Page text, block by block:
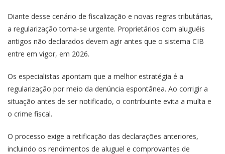
Diante desse cenário de fiscalização e novas regras tributárias,
a regularização torna-se urgente. Proprietários com aluguéis
antigos não declarados devem agir antes que o sistema CIB
entre em vigor, em 2026.
Os especialistas apontam que a melhor estratégia é a
regularização por meio da denúncia espontânea. Ao corrigir a
situação antes de ser notificado, o contribuinte evita a multa e
o crime fiscal.
O processo exige a retificação das declarações anteriores,
incluindo os rendimentos de aluguel e comprovantes de